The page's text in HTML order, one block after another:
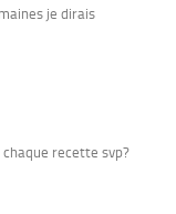
je dirais
recette svp?